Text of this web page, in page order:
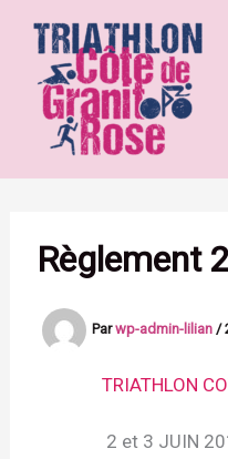
contenu
Règlement
Parwp-admin-lilian/
TRIATHLON
2 et 3 JUIN